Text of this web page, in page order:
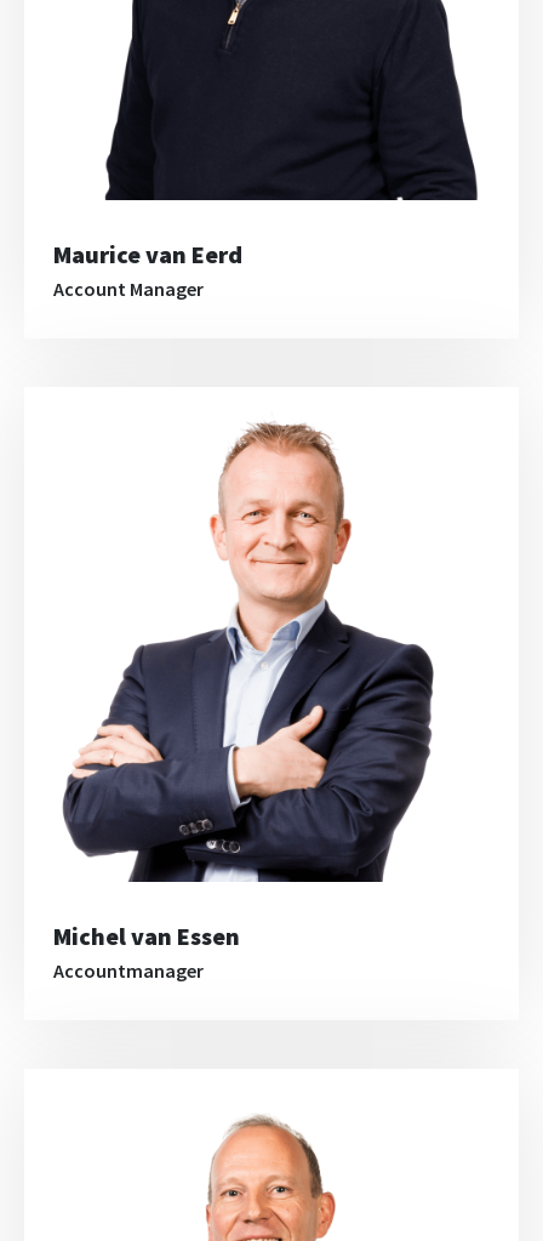
Maurice van Eerd
Account Manager
Michel van Essen
Accountmanager